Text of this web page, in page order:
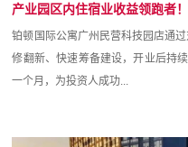
产业园区内住宿业收益领跑者
铂顿国际公寓广州民营科技园店通
修翻新、快速筹备建设，开业后持
一个月，为投资人成功...